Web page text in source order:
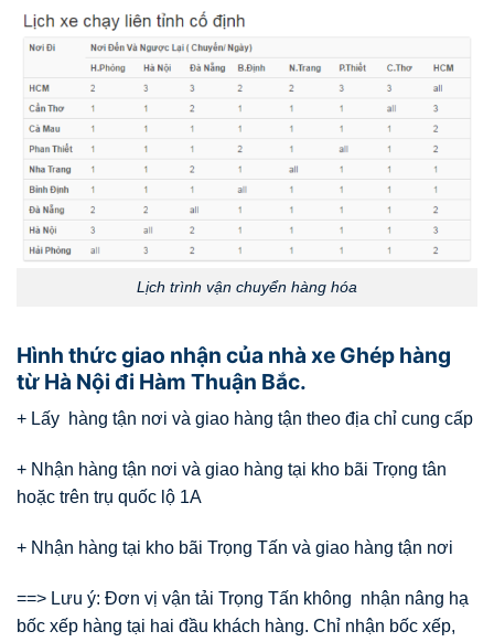
Lịch trình vận chuyển hàng hóa
Hình thức giao nhận của nhà xe Ghép hàng
từ Hà Nội đi Hàm Thuận Bắc.
+ Lấy hàng tận nơi và giao hàng tận theo địa chỉ cung cấp
+ Nhận hàng tận nơi và giao hàng tại kho bãi Trọng tân
hoặc trên trụ quốc lộ 1A
+ Nhận hàng tại kho bãi Trọng Tấn và giao hàng tận nơi
==> Lưu ý: Đơn vị vận tải Trọng Tấn không nhận nâng hạ
bốc xếp hàng tại hai đầu khách hàng. Chỉ nhận bốc xếp,